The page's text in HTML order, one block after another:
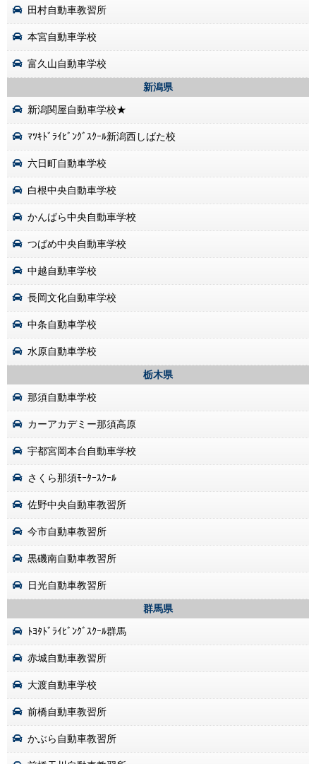
田村自動車教習所
本宮自動車学校
富久山自動車学校
新潟県
新潟関屋自動車学校★
ﾏﾂｷﾄﾞﾗｲﾋﾞﾝｸﾞｽｸｰﾙ新潟西しばた校
六日町自動車学校
白根中央自動車学校
かんばら中央自動車学校
つばめ中央自動車学校
中越自動車学校
長岡文化自動車学校
中条自動車学校
水原自動車学校
栃木県
那須自動車学校
カーアカデミー那須高原
宇都宮岡本台自動車学校
さくら那須ﾓｰﾀｰｽｸｰﾙ
佐野中央自動車教習所
今市自動車教習所
黒磯南自動車教習所
日光自動車教習所
群馬県
ﾄﾖﾀﾄﾞﾗｲﾋﾞﾝｸﾞｽｸｰﾙ群馬
赤城自動車教習所
大渡自動車学校
前橋自動車教習所
かぶら自動車教習所